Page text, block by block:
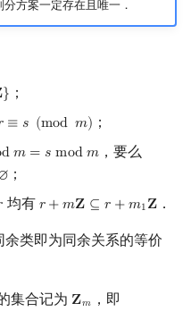
分方案一定存在且唯一．
} ；
≡ 𝑠 (mod 𝑚)
m)
；
d𝑚 = 𝑠 mod𝑚
m= smodm ，要么
；
均有 𝑟+𝑚𝐙 ⊆ 𝑟 +𝑚1𝐙
r+mZ⊆r +m1 Z ．
类即为同余关系的等价
集合记为 𝐙𝑚
Zm ，即